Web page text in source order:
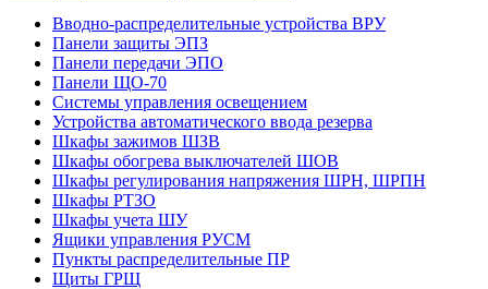
Вводно-распределительные устройства ВРУ
Панели защиты ЭПЗ
Панели передачи ЭПО
Панели ЩО-70
Системы управления освещением
Устройства автоматического ввода резерва
Шкафы зажимов ШЗВ
Шкафы обогрева выключателей ШОВ
Шкафы регулирования напряжения ШРН, ШРПН
Шкафы РТЗО
Шкафы учета ШУ
Ящики управления РУСМ
Пункты распределительные ПР
Щиты ГРЩ